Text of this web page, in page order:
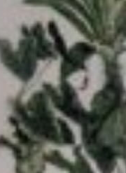
madlo nebo profil